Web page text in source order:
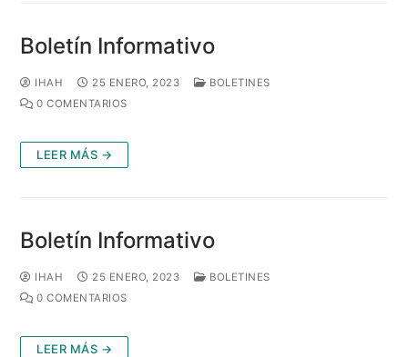
Boletín Informativo
IHAH 25 ENERO, 2023
BOLETINES
0 COMENTARIOS
LEER MÁS →
Boletín Informativo
IHAH 25 ENERO, 2023
BOLETINES
0 COMENTARIOS
LEER MÁS →